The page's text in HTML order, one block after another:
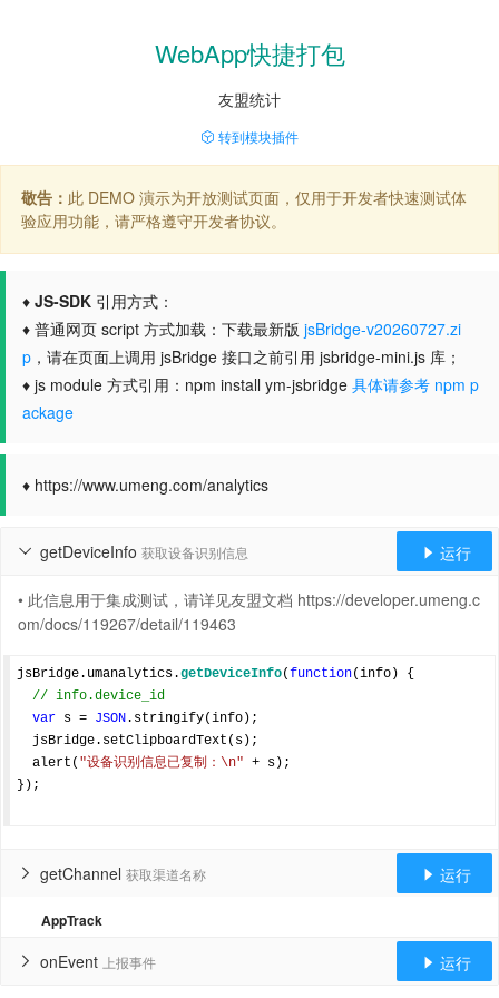
WebApp快捷打包
友盟统计
转到模块插件
敬告： 此 DEMO 演示为开放测试页面，仅用于开发者快速测试体
验应用功能，请严格遵守开发者协议。
♦ JS-SDK 引用方式：
♦ 普通网页 script 方式加载：下载最新版 jsBridge-v20260727.zi
p ，请在页面上调用 jsBridge 接口之前引用 jsbridge-mini.js 库；
♦ js module 方式引用：npm install ym-jsbridge 具体请参考 npm p
ackage
♦ https://www.umeng.com/analytics
getDeviceInfo 获取设备识别信息
  运行
• 此信息用于集成测试，请详见友盟文档 https://developer.umeng.c
om/docs/119267/detail/119463
jsBridge.umanalytics.getDeviceInfo(function(info ) {
// info.device_id
var s = JSON.stringify(info);
  alert(
"设备识别信息已复制：\n" + s);
});
getChannel 获取渠道名称
  运行
AppTrack
onEvent 上报事件
  运行